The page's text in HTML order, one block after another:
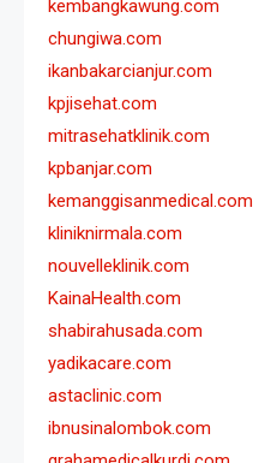
kembangkawung.com
chungiwa.com
ikanbakarcianjur.com
kpjisehat.com
mitrasehatklinik.com
kpbanjar.com
kemanggisanmedical.com
kliniknirmala.com
nouvelleklinik.com
KainaHealth.com
shabirahusada.com
yadikacare.com
astaclinic.com
ibnusinalombok.com